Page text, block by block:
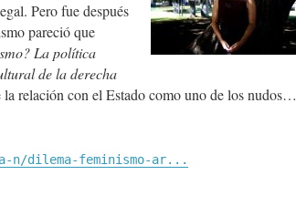
Pero fue después
pareció que
La política
de la derecha
relación con el Estado como uno de los nudos…
n/dilema-feminismo-ar...